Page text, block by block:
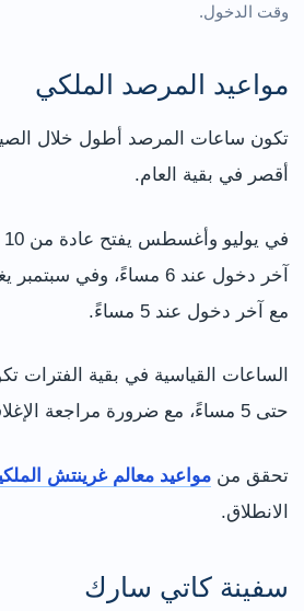
وقت الدخول.
مواعيد المرصد الملكي
تكون ساعات المرصد أطول خلال
أقصر في بقية العام.
مع آخر دخول عند 5 مساءً.
حتى 5 مساءً، مع ضرورة مراجعة الإغلاقات الخاصة.
تحقق من مواعيد معالم غرينتش
الانطلاق.
سفينة كاتي سارك